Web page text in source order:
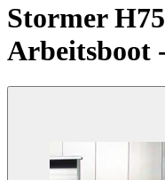
Stormer
Arbeitsboot